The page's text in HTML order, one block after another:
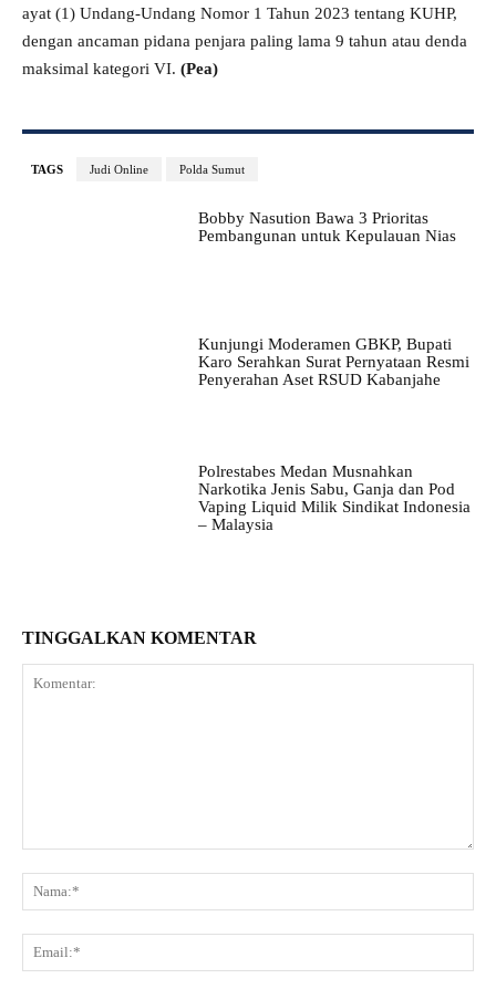
ayat (1) Undang-Undang Nomor 1 Tahun 2023 tentang KUHP,
dengan ancaman pidana penjara paling lama 9 tahun atau denda
maksimal kategori VI. (Pea)
TAGS Judi Online Polda Sumut
Bobby Nasution Bawa 3 Prioritas
Pembangunan untuk Kepulauan Nias
Kunjungi Moderamen GBKP, Bupati
Karo Serahkan Surat Pernyataan Resmi
Penyerahan Aset RSUD Kabanjahe
Polrestabes Medan Musnahkan
Narkotika Jenis Sabu, Ganja dan Pod
Vaping Liquid Milik Sindikat Indonesia
– Malaysia
TINGGALKAN KOMENTAR